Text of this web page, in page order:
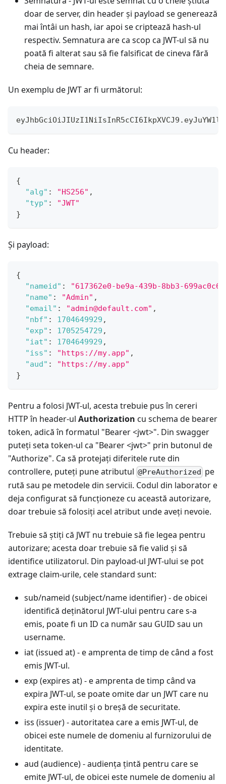
doar de server, din header și payload se generează
mai întâi un hash, iar apoi se criptează hash-ul
respectiv. Semnatura are ca scop ca JWT-ul să nu
poată fi alterat sau să fie falsificat de cineva fără
cheia de semnare.
Un exemplu de JWT ar fi următorul:
Cu header:
{
"alg" : "HS256" ,
"typ" :
"JWT"
}
Și payload:
{
"nameid" :
"617362e0-be9a-439b-8bb3-
"name" : "Admin" ,
"email" : "admin@default.com" ,
"nbf" : 1704649929 ,
"exp" : 1705254729 ,
"iat" : 1704649929 ,
"iss" : "https://my.app" ,
"aud" :
"https://my.app"
}
Pentru a folosi JWT-ul, acesta trebuie pus în cereri
HTTP în header-ul Authorization cu schema de bearer
token, adică în formatul "Bearer <jwt>". Din swagger
puteți seta token-ul ca "Bearer <jwt>" prin butonul de
"Authorize". Ca să protejați diferitele rute din
controllere, puteți pune atributul @PreAuthorized pe
rută sau pe metodele din servicii. Codul din laborator e
deja configurat să funcționeze cu această autorizare,
doar trebuie să folosiți acel atribut unde aveți nevoie.
Trebuie să știți că JWT nu trebuie să fie legea pentru
autorizare; acesta doar trebuie să fie valid și să
identifice utilizatorul. Din payload-ul JWT-ului se pot
extrage claim-urile, cele standard sunt:
sub/nameid (subject/name identifier) - de obicei
identifică deținătorul JWT-ului pentru care s-a
emis, poate fi un ID ca număr sau GUID sau un
username.
iat (issued at) - e amprenta de timp de când a fost
emis JWT-ul.
exp (expires at) - e amprenta de timp când va
expira JWT-ul, se poate omite dar un JWT care nu
expira este inutil și o breșă de securitate.
iss (issuer) - autoritatea care a emis JWT-ul, de
obicei este numele de domeniu al furnizorului de
identitate.
aud (audience) - audiența țintă pentru care se
emite JWT-ul, de obicei este numele de domeniu al